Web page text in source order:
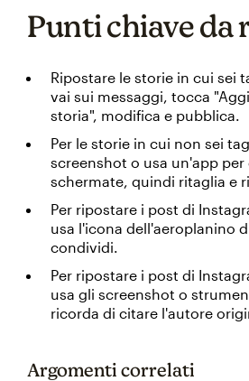
Punti chiave da
Ripostare le storie in cui sei
vai sui messaggi, tocca
storia", modifica e pubblica.
Per le storie in cui non sei
screenshot o usa un'app
schermate, quindi ritaglia e
Per ripostare i post di
usa l'icona dell'aeroplanino
condividi.
Per ripostare i post di
usa gli screenshot o
ricorda di citare l'autore
Argomenti correlati